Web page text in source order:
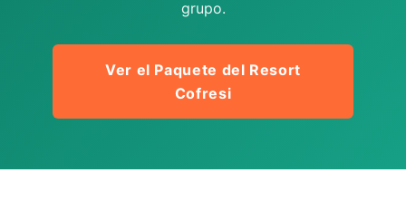
grupo.
Ver el Paquete del Resort
Cofresi